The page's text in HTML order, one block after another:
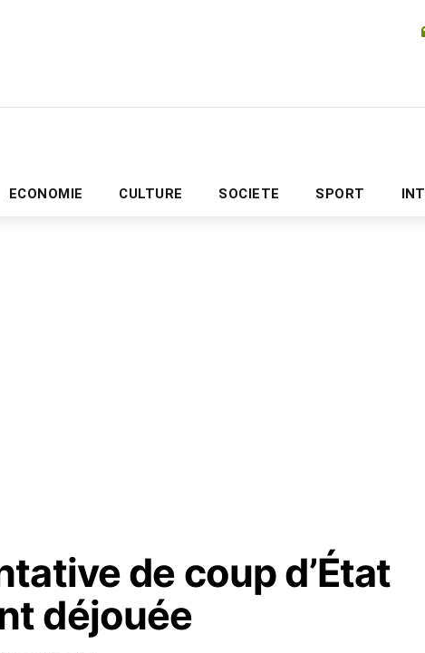
ECONOMIE CULTURE SOCIETE SPORTPUBLICITÉ
de coup d’État
déjouée